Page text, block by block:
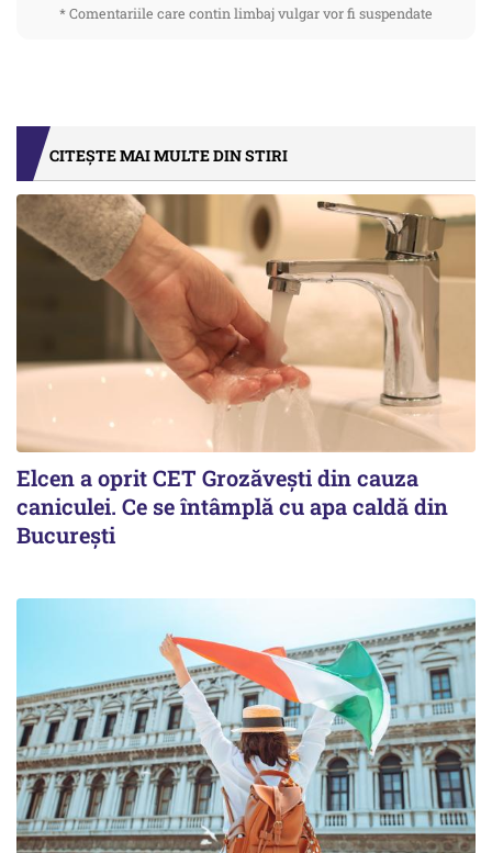
* Comentariile care contin limbaj vulgar vor fi suspendate
CITEȘTE MAI MULTE DIN STIRI
Elcen a oprit CET Grozăvești din cauza
caniculei. Ce se întâmplă cu apa caldă din
București